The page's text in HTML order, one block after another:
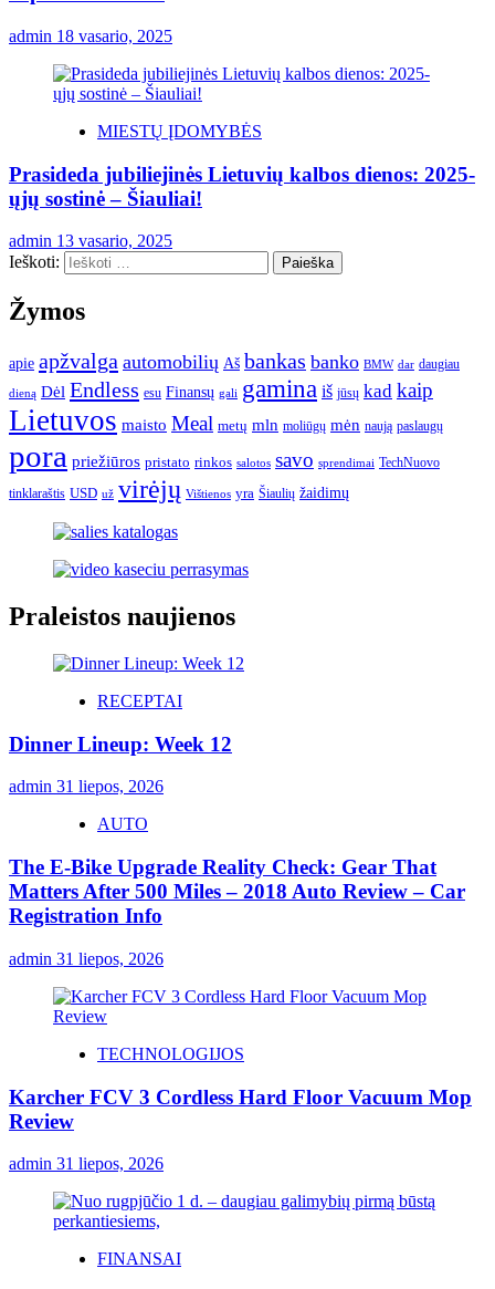
admin 18 vasario, 2025
MIESTŲ ĮDOMYBĖS
Prasideda jubiliejinės Lietuvių kalbos dienos: 2025-
ųjų sostinė – Šiauliai!
admin 13 vasario, 2025
Ieškoti:
Žymos
apie apžvalga automobilių Aš bankas banko BMW dar daugiau
dieną Dėl Endless esu Finansų gali gamina iš jūsų kad kaip
Lietuvos maisto Meal metų mln moliūgų mėn naują paslaugų
pora priežiūros pristato rinkos salotos savo sprendimai TechNuovo
tinklaraštis USD už virėjų Vištienos yra Šiaulių žaidimų
Praleistos naujienos
RECEPTAI
Dinner Lineup: Week 12
admin 31 liepos, 2026
AUTO
The E-Bike Upgrade Reality Check: Gear That
Matters After 500 Miles – 2018 Auto Review – Car
Registration Info
admin 31 liepos, 2026
TECHNOLOGIJOS
Karcher FCV 3 Cordless Hard Floor Vacuum Mop
Review
admin 31 liepos, 2026
FINANSAI